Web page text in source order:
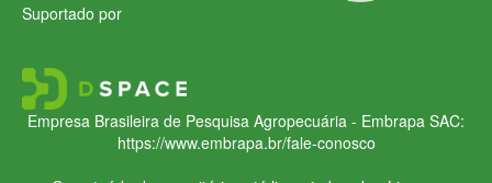
Suportado por
Empresa Brasileira de Pesquisa Agropecuária - Embrapa SAC:
https://www.embrapa.br/fale-conosco